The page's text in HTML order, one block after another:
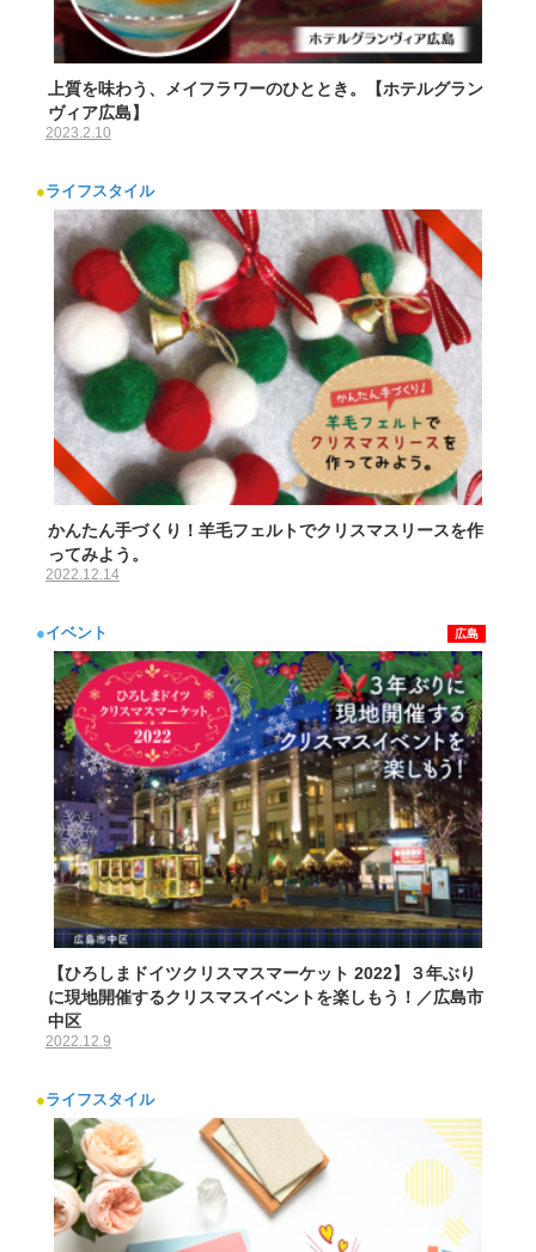
上質を味わう、メイフラワーのひととき。【ホテルグラン
ヴィア広島】
2023.2.10
●ライフスタイル
かんたん手づくり！羊毛フェルトでクリスマスリースを作
ってみよう。
2022.12.14
●イベント 広島
【ひろしまドイツクリスマスマーケット 2022】３年ぶり
に現地開催するクリスマスイベントを楽しもう！／広島市
中区
2022.12.9
●ライフスタイル